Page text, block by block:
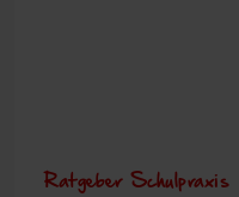
Ratgeber Schulpraxis